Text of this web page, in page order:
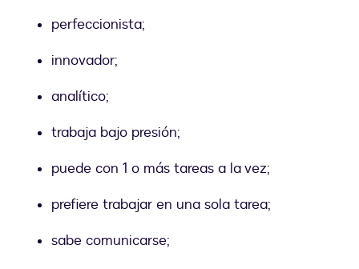
perfeccionista;
innovador;
analítico;
trabaja bajo presión;
puede con 1 o más tareas a la vez;
prefiere trabajar en una sola tarea;
sabe comunicarse;